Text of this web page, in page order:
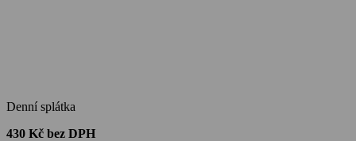
Denní splátka
430 Kč bez DPH